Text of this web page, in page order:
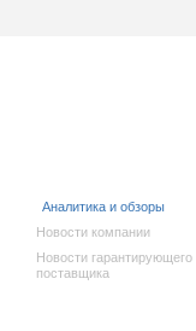
Аналитика и обзоры
Новости компании
Новости гарантирующего
поставщика